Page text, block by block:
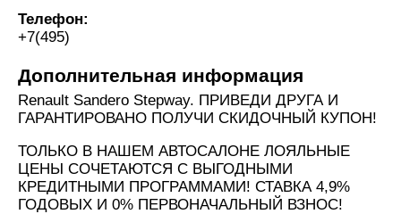
Телефон:
+7(495)
Дополнительная информация
Renault Sandero Stepway. ПРИВЕДИ ДРУГА И
ГАРАНТИРОВАНО ПОЛУЧИ СКИДОЧНЫЙ КУПОН!
ТОЛЬКО В НАШЕМ АВТОСАЛОНЕ ЛОЯЛЬНЫЕ
ЦЕНЫ СОЧЕТАЮТСЯ С ВЫГОДНЫМИ
КРЕДИТНЫМИ ПРОГРАММАМИ! СТАВКА 4,9%
ГОДОВЫХ И 0% ПЕРВОНАЧАЛЬНЫЙ ВЗНОС!